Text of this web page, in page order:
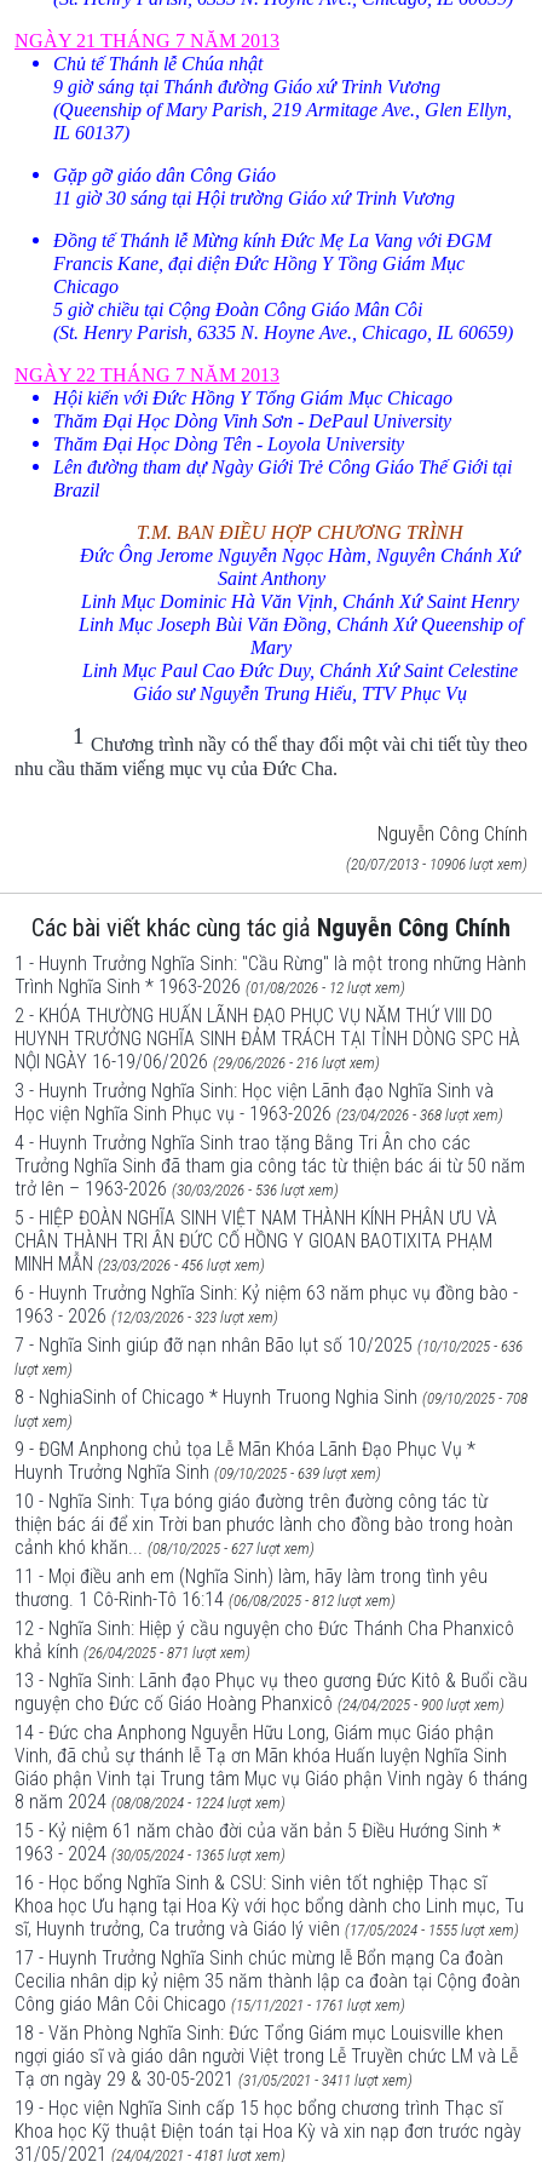
NGÀY 21 THÁNG 7 NĂM 2013
Chủ tế Thánh lễ Chúa nhật
9 giờ sáng tại Thánh đường Giáo xứ Trinh Vương
(Queenship of Mary Parish, 219 Armitage Ave. Glen Ellyn
IL 60137)
Gặp gỡ giáo dân Công Giáo
11 giờ 30 sáng tại Hội trường Giáo xứ Trinh Vương
Đồng tế Thánh lễ Mừng kính Đức Mẹ La Vang với ĐGM
Francis Kane, đại diện Đức Hồng Y Tồng Giám Mục
Chicago
5 giờ chiều tại Cộng Đoàn Công Giáo Mân Côi
(St. Henry Parish, 6335 N. Hoyne Ave. Chicago IL 60659)
NGÀY 22 THÁNG 7 NĂM 2013
Hội kiến với Đức Hồng Y Tổng Giám Mục Chicago
Thăm Đại Học Dòng Vinh Sơn - DePaul University
Thăm Đại Học Dòng Tên - Loyola University
Lên đường tham dự Ngày Giới Trẻ Công Giáo Thế Giới tại
Brazil
T.M. BAN ĐIỀU HỢP CHƯƠNG TRÌNH
Đức Ông Jerome Nguyễn Ngọc Hàm, Nguyên Chánh Xứ
Saint Anthony
Linh Mục Dominic Hà Văn Vịnh, Chánh Xứ Saint Henry
Linh Mục Joseph Bùi Văn Đồng, Chánh Xứ Queenship of
Mary
Linh Mục Paul Cao Đức Duy, Chánh Xứ Saint Celestine
Giáo sư Nguyễn Trung Hiếu, TTV Phục Vụ
1 Chương trình nầy có thể thay đổi một vài chi tiết tùy theo
nhu cầu thăm viếng mục vụ của Đức Cha.
Nguyễn Công Chính
(20/07/2013 - 10906 lượt xem)
Các bài viết khác cùng tác giả Nguyễn Công Chính
1 - Huynh Trưởng Nghĩa Sinh: "Cầu Rừng" là một trong những Hành
Trình Nghĩa Sinh * 1963-2026 (01/08/2026 - 12 lượt xem)
2 - KHÓA THƯỜNG HUẤN LÃNH ĐẠO PHỤC VỤ NĂM THỨ VIII DO
HUYNH TRƯỞNG NGHĨA SINH ĐẢM TRÁCH TẠI TỈNH DÒNG SPC HÀ
NỘI NGÀY 16-19/06/2026 (29/06/2026 - 216 lượt xem)
3 - Huynh Trưởng Nghĩa Sinh: Học viện Lãnh đạo Nghĩa Sinh và
Học viện Nghĩa Sinh Phục vụ - 1963-2026 (23/04/2026 - 368 lượt xem)
4 - Huynh Trưởng Nghĩa Sinh trao tặng Bằng Tri Ân cho các
Trưởng Nghĩa Sinh đã tham gia công tác từ thiện bác ái từ 50 năm
trở lên – 1963-2026 (30/03/2026 - 536 lượt xem)
5 - HIỆP ĐOÀN NGHĨA SINH VIỆT NAM THÀNH KÍNH PHÂN ƯU VÀ
CHÂN THÀNH TRI ÂN ĐỨC CỐ HỒNG Y GIOAN BAOTIXITA PHẠM
MINH MẪN (23/03/2026 - 456 lượt xem)
6 - Huynh Trưởng Nghĩa Sinh: Kỷ niệm 63 năm phục vụ đồng bào -
1963 - 2026 (12/03/2026 - 323 lượt xem)
7 - Nghĩa Sinh giúp đỡ nạn nhân Bão lụt số 10/2025 (10/10/2025 - 636
lượt xem)
8 - NghiaSinh of Chicago * Huynh Truong Nghia Sinh (09/10/2025 - 708
lượt xem)
9 - ĐGM Anphong chủ tọa Lễ Mãn Khóa Lãnh Đạo Phục Vụ *
Huynh Trưởng Nghĩa Sinh (09/10/2025 - 639 lượt xem)
10 - Nghĩa Sinh: Tựa bóng giáo đường trên đường công tác từ
thiện bác ái để xin Trời ban phước lành cho đồng bào trong hoàn
cảnh khó khăn... (08/10/2025 - 627 lượt xem)
11 - Mọi điều anh em (Nghĩa Sinh) làm, hãy làm trong tình yêu
thương. 1 Cô-Rinh-Tô 16:14 (06/08/2025 - 812 lượt xem)
12 - Nghĩa Sinh: Hiệp ý cầu nguyện cho Đức Thánh Cha Phanxicô
khả kính (26/04/2025 - 871 lượt xem)
13 - Nghĩa Sinh: Lãnh đạo Phục vụ theo gương Đức Kitô & Buổi cầu
nguyện cho Đức cố Giáo Hoàng Phanxicô (24/04/2025 - 900 lượt xem)
14 - Đức cha Anphong Nguyễn Hữu Long, Giám mục Giáo phận
Vinh, đã chủ sự thánh lễ Tạ ơn Mãn khóa Huấn luyện Nghĩa Sinh
Giáo phận Vinh tại Trung tâm Mục vụ Giáo phận Vinh ngày 6 tháng
8 năm 2024 (08/08/2024 - 1224 lượt xem)
15 - Kỷ niệm 61 năm chào đời của văn bản 5 Điều Hướng Sinh *
1963 - 2024 (30/05/2024 - 1365 lượt xem)
16 - Học bổng Nghĩa Sinh & CSU: Sinh viên tốt nghiệp Thạc sĩ
Khoa học Ưu hạng tại Hoa Kỳ với học bổng dành cho Linh mục, Tu
sĩ, Huynh trưởng, Ca trưởng và Giáo lý viên (17/05/2024 - 1555 lượt xem)
17 - Huynh Trưởng Nghĩa Sinh chúc mừng lễ Bổn mạng Ca đoàn
Cecilia nhân dịp kỷ niệm 35 năm thành lập ca đoàn tại Cộng đoàn
Công giáo Mân Côi Chicago (15/11/2021 - 1761 lượt xem)
18 - Văn Phòng Nghĩa Sinh: Đức Tổng Giám mục Louisville khen
ngợi giáo sĩ và giáo dân người Việt trong Lễ Truyền chức LM và Lễ
Tạ ơn ngày 29 & 30-05-2021 (31/05/2021 - 3411 lượt xem)
19 - Học viện Nghĩa Sinh cấp 15 học bổng chương trình Thạc sĩ
Khoa học Kỹ thuật Điện toán tại Hoa Kỳ và xin nạp đơn trước ngày
31/05/2021 (24/04/2021 - 4181 lượt xem)